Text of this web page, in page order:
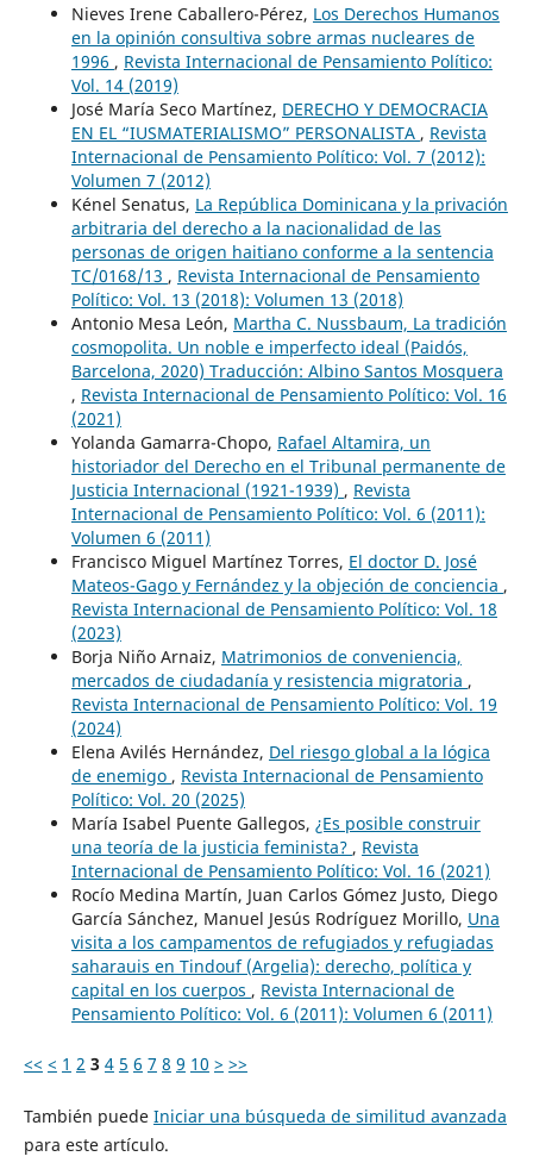
Nieves Irene Caballero-Pérez, Los Derechos Humanos
en la opinión consultiva sobre armas nucleares de
1996 , Revista Internacional de Pensamiento Político:
Vol. 14 (2019)
José María Seco Martínez, DERECHO Y DEMOCRACIA
EN EL “IUSMATERIALISMO” PERSONALISTA , Revista
Internacional de Pensamiento Político: Vol. 7 (2012):
Volumen 7 (2012)
Kénel Senatus, La República Dominicana y la privación
arbitraria del derecho a la nacionalidad de las
personas de origen haitiano conforme a la sentencia
TC/0168/13 , Revista Internacional de Pensamiento
Político: Vol. 13 (2018): Volumen 13 (2018)
Antonio Mesa León, Martha C. Nussbaum, La tradición
cosmopolita. Un noble e imperfecto ideal (Paidós,
Barcelona, 2020) Traducción: Albino Santos Mosquera
, Revista Internacional de Pensamiento Político: Vol. 16
(2021)
Yolanda Gamarra-Chopo, Rafael Altamira, un
historiador del Derecho en el Tribunal permanente de
Justicia Internacional (1921-1939) , Revista
Internacional de Pensamiento Político: Vol. 6 (2011):
Volumen 6 (2011)
Francisco Miguel Martínez Torres, El doctor D. José
Mateos-Gago y Fernández y la objeción de conciencia ,
Revista Internacional de Pensamiento Político: Vol. 18
(2023)
Borja Niño Arnaiz, Matrimonios de conveniencia,
mercados de ciudadanía y resistencia migratoria ,
Revista Internacional de Pensamiento Político: Vol. 19
(2024)
Elena Avilés Hernández, Del riesgo global a la lógica
de enemigo , Revista Internacional de Pensamiento
Político: Vol. 20 (2025)
María Isabel Puente Gallegos, ¿Es posible construir
una teoría de la justicia feminista? , Revista
Internacional de Pensamiento Político: Vol. 16 (2021)
Rocío Medina Martín, Juan Carlos Gómez Justo, Diego
García Sánchez, Manuel Jesús Rodríguez Morillo, Una
visita a los campamentos de refugiados y refugiadas
saharauis en Tindouf (Argelia): derecho, política y
capital en los cuerpos , Revista Internacional de
Pensamiento Político: Vol. 6 (2011): Volumen 6 (2011)
<< < 1 2 3 4 5 6 7 8 9 10 > >>
También puede Iniciar una búsqueda de similitud avanzada
para este artículo.